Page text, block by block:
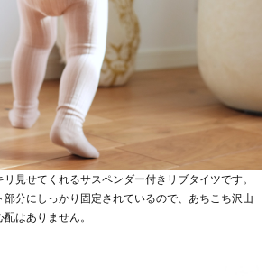
見せてくれるサスペンダー付きリブタイツです。
分にしっかり固定されているので、あちこち沢山
はありません。